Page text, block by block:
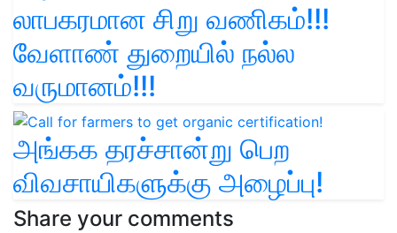
லாபகரமான சிறு வணிகம்!!!
வேளாண் துறையில் நல்ல
வருமானம்!!!
அங்கக தரச்சான்று பெற
விவசாயிகளுக்கு அழைப்பு!
Share your comments